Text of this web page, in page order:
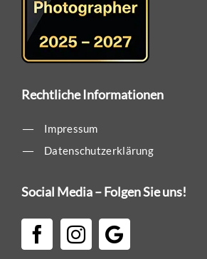
Rechtliche Informationen
Impressum
Datenschutzerklärung
Social Media – Folgen Sie uns!